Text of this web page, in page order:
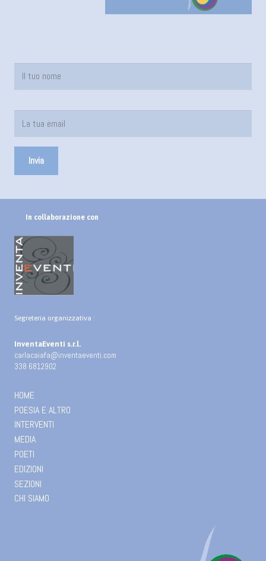
In collaborazione con
Segreteria organizzativa :
InventaEventi s.r.l.
carlacaiafa@inventaeventi.com
338 6812902
HOME
POESIA E ALTRO
INTERVENTI
MEDIA
POETI
EDIZIONI
SEZIONI
CHI SIAMO